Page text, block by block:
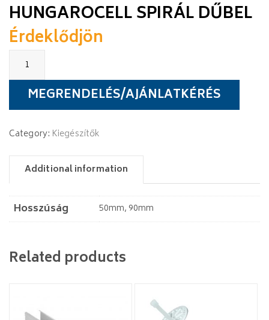
HUNGAROCELL SPIRÁL DŰBEL
Érdeklődjön
Hungarocell
spirál
dűbel
quantityMEGRENDELÉS/AJÁNLATKÉRÉS
Category: Kiegészítők
Additional information
Hosszúság 50mm, 90mm
Related products